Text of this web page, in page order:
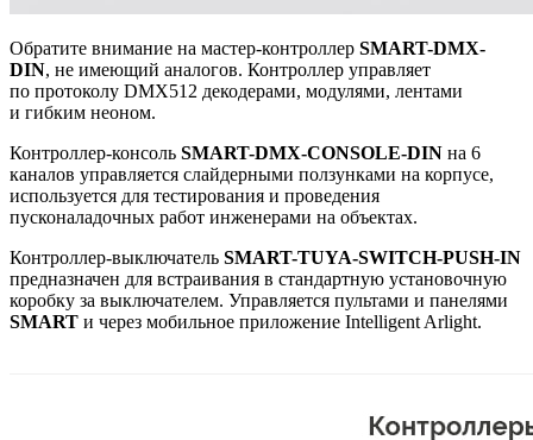
Обратите внимание на мастер-контроллер SMART-DMX-
DIN, не имеющий аналогов. Контроллер управляет
по протоколу DMX512 декодерами, модулями, лентами
и гибким неоном.
Контроллер-консоль SMART-DMX-CONSOLE-DIN на 6
каналов управляется слайдерными ползунками на корпусе,
используется для тестирования и проведения
пусконаладочных работ инженерами на объектах.
Контроллер-выключатель SMART-TUYA-SWITCH-PUSH-IN
предназначен для встраивания в стандартную установочную
коробку за выключателем. Управляется пультами и панелями
SMART и через мобильное приложение Intelligent Arlight.